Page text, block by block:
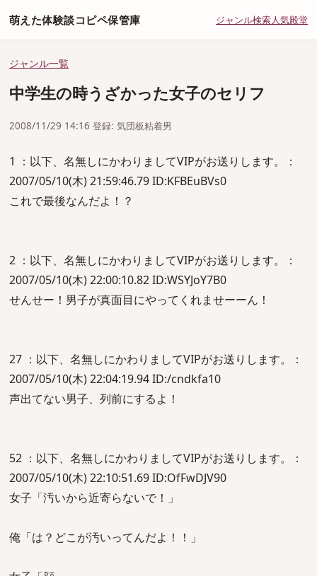
萌えた体験談コピペ保管庫 ジャンル検索人気殿堂
ジャンル一覧
中学生の時うざかった女子のセリフ
2008/11/29 14:16 登録: 気団板粘着男
1 ：以下、名無しにかわりましてVIPがお送りします。：
2007/05/10(木) 21:59:46.79 ID:KFBEuBVs0
これで最後なんだよ！？
2 ：以下、名無しにかわりましてVIPがお送りします。：
2007/05/10(木) 22:00:10.82 ID:WSYJoY7B0
せんせー！男子が真面目にやってくれませーーん！
27 ：以下、名無しにかわりましてVIPがお送りします。：
2007/05/10(木) 22:04:19.94 ID:/cndkfa10
声出てない男子、列前にするよ！
52 ：以下、名無しにかわりましてVIPがお送りします。：
2007/05/10(木) 22:10:51.69 ID:OfFwDJV90
女子「汚いから近寄らないで！」
俺「は？どこが汚いってんだよ！！」